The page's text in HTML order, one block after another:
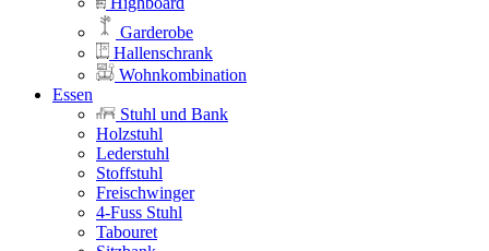
Garderobe
Hallenschrank
Wohnkombination
Essen
Stuhl und Bank
Holzstuhl
Lederstuhl
Stoffstuhl
Freischwinger
4-Fuss Stuhl
Tabouret